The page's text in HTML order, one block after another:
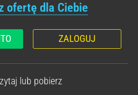
ofertę dla Ciebie
ZALOGUJ
lub pobierz